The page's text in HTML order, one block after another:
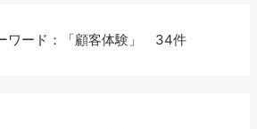
ワード：「顧客体験」 34件